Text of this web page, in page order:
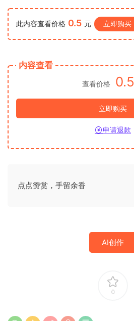
此内容查看价格 0.5 元 立即购买
内容查看
查看价格 0.5
立即购买
申请退款
点点赞赏，手留余香
AI创作
0